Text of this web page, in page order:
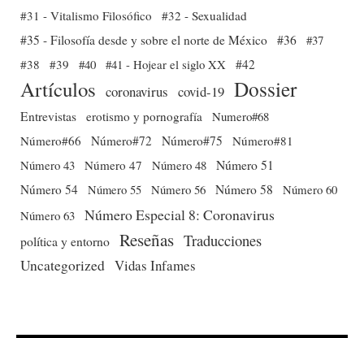
#31 - Vitalismo Filosófico
#32 - Sexualidad
#35 - Filosofía desde y sobre el norte de México #36 #37
#38
#39 #40 #41 - Hojear el siglo XX #42
Artículos coronavirus covid-19 Dossier
Entrevistas erotismo y pornografía
Numero#68
Número#66
Número#72 Número#75
Número#81
Número 43 Número 47 Número 48 Número 51
Número 54 Número 55 Número 56 Número 58
Número 60
Número 63 Número Especial 8: Coronavirus
política y entorno Reseñas Traducciones
Uncategorized Vidas Infames